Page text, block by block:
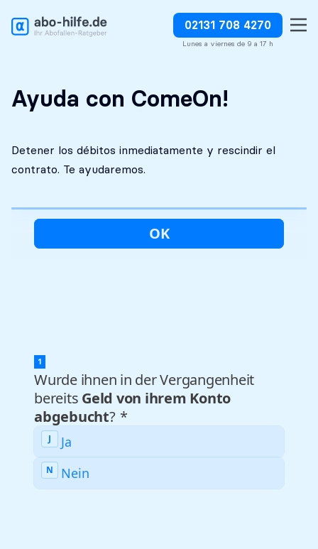
02131 708 4270
Lunes a viernes de 9 a 17 h
Análisis inicial
Absolutamente
Detener los débitos
inmediatamente
Ayuda con ComeOn!
Detener los débitos inmediatamente y rescindir el
contrato. Te ayudaremos.